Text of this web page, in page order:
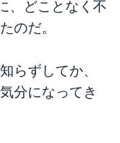
、どことなく不
のだ。
らずしてか、
分になってき